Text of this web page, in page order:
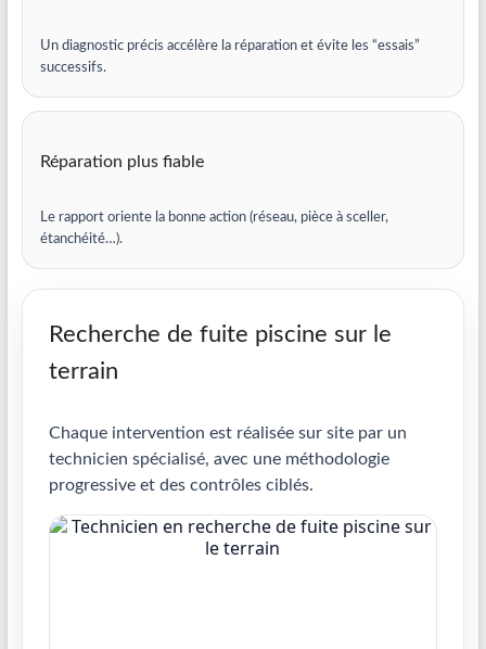
Un diagnostic précis accélère la réparation et évite les “essais”
successifs.
Réparation plus fiable
Le rapport oriente la bonne action (réseau, pièce à sceller,
étanchéité…).
Recherche de fuite piscine sur le
terrain
Chaque intervention est réalisée sur site par un
technicien spécialisé, avec une méthodologie
progressive et des contrôles ciblés.